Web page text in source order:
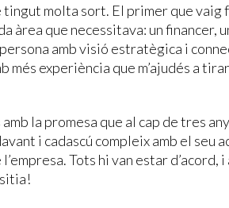
tingut molta sort. El primer que vaig
àrea que necessitava: un financer,
amb visió estratègica i
més experiència que m’ajudés a
la promesa que al cap de tres
i cadascú compleix amb el seu
Tots hi van estar d’acord, i